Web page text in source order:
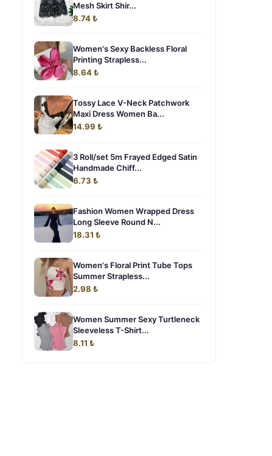
Mesh Skirt Shir...
8.74 ₺
Women's Sexy Backless Floral
Printing Strapless...
8.64 ₺
Tossy Lace V-Neck Patchwork
Maxi Dress Women Ba...
14.99 ₺
3 Roll/set 5m Frayed Edged Satin
Handmade Chiff...
6.73 ₺
Fashion Women Wrapped Dress
Long Sleeve Round N...
18.31 ₺
Women's Floral Print Tube Tops
Summer Strapless...
2.98 ₺
Women Summer Sexy Turtleneck
Sleeveless T-Shirt...
8.11 ₺